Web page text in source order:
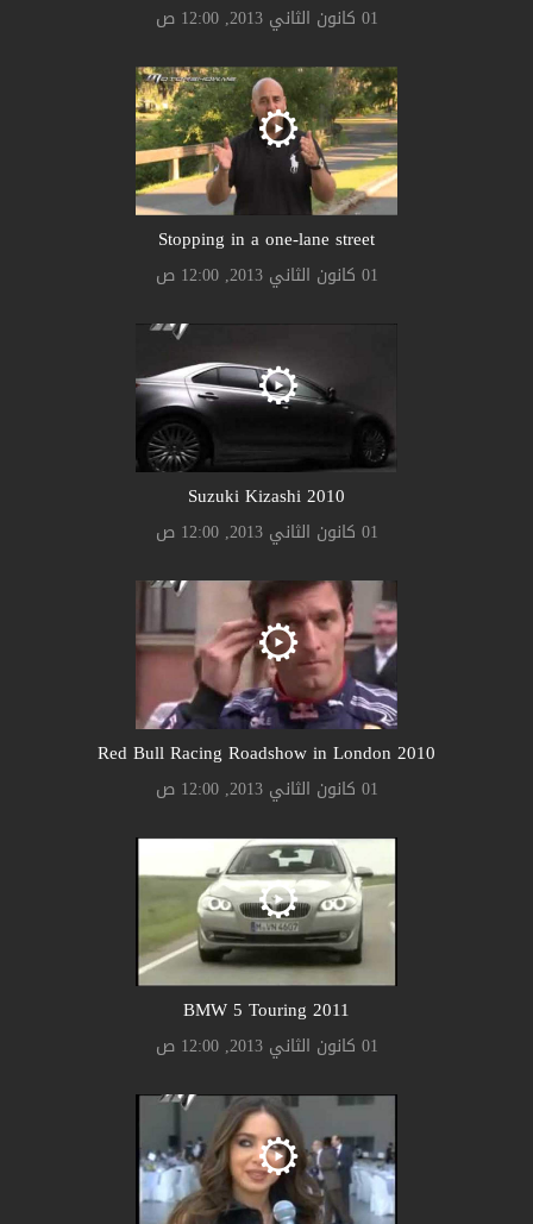
01 كانون الثاني 2013, 12:00 ص
Stopping in a one-lane street
01 كانون الثاني 2013, 12:00 ص
Suzuki Kizashi 2010
01 كانون الثاني 2013, 12:00 ص
2010 Red Bull Racing Roadshow in London
01 كانون الثاني 2013, 12:00 ص
2011 BMW 5 Touring
01 كانون الثاني 2013, 12:00 ص